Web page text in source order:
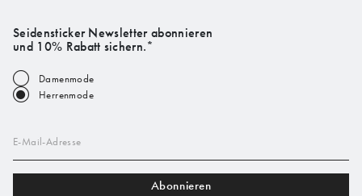
Seidensticker Newsletter abonnieren
und 10% Rabatt sichern.*
Damenmode
Herrenmode
E-Mail-Adresse
Abonnieren